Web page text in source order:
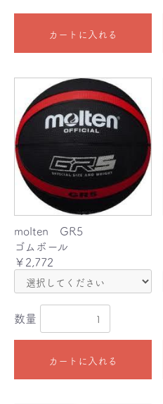
カートに入れる
molten GR5
ゴムボール
￥2,772
数量
カートに入れる